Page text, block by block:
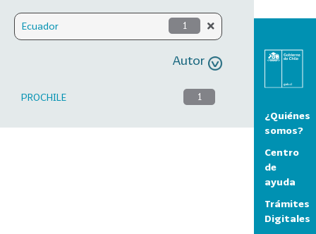
Ecuador 1
Autor
PROCHILE 1
¿Quiénes
somos?
Centro
de
ayuda
Trámites
Digitales